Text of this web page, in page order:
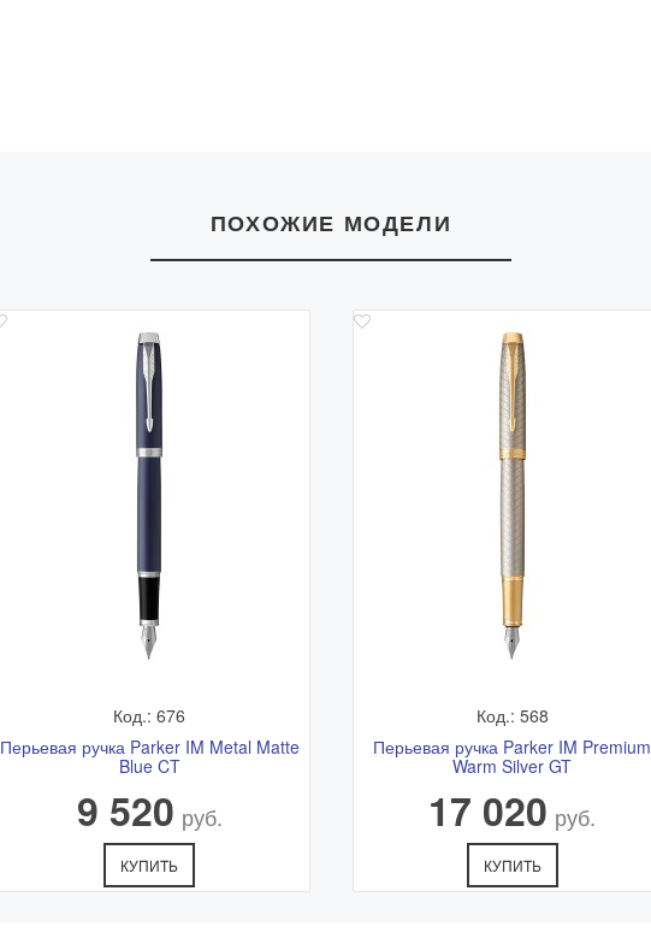
ПОХОЖИЕ МОДЕЛИ
Код.: 676
Перьевая ручка Parker IM Metal Matte
Blue CT
9 520 руб.
КУПИТЬ
Код.: 568
Перьевая ручка Parker IM Premium
Warm Silver GT
17 020 руб.
КУПИТЬ